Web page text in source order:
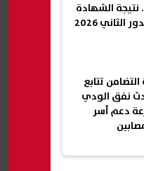
نتيجة الشهادة
الإعدادية الدور الثاني 2026
تتابع
نفق الودي
دعم أسر